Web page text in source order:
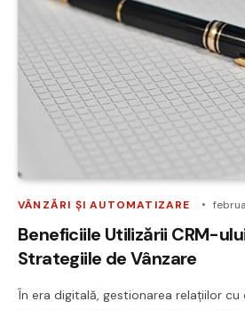
VÂNZĂRI ȘI AUTOMATIZARE
Beneficiile Utilizării CRM-
Strategiile de Vânzare
În era digitală, gestionarea relațiilor cu